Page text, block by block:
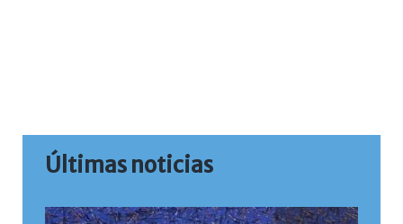
Últimas noticias